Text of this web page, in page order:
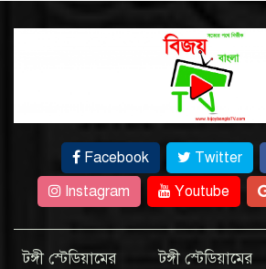
Facebook Twitter
Instagram
Youtube
টঙ্গী স্টেডিয়ামের
টঙ্গী স্টেডিয়ামের